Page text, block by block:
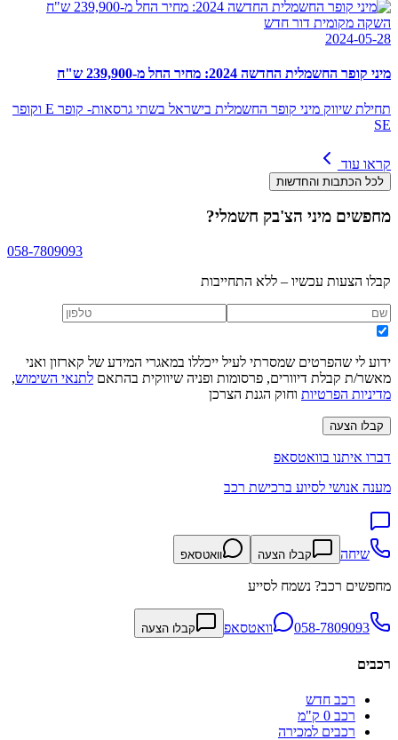
השקה מקומית דור חדש
2024-05-28
מיני קופר החשמלית החדשה 2024: מחיר החל מ-239,900 ש"ח
תחילת שיווק מיני קופר החשמלית בישראל בשתי גרסאות- קופר E וקופר
SE
קראו עוד
לכל הכתבות והחדשות
מחפשים מיני הצ'בק חשמלי?
058-7809093
קבלו הצעות עכשיו – ללא התחייבות
ידוע לי שהפרטים שמסרתי לעיל ייכללו במאגרי המידע של קארזון ואני
מאשר/ת קבלת דיוורים, פרסומות ופניה שיווקית בהתאם לתנאי השימוש,
מדיניות הפרטיות וחוק הגנת הצרכן
קבלו הצעה
דברו איתנו בוואטסאפ
מענה אנושי לסיוע ברכישת רכב
שיחה קבלו הצעה וואטסאפ
מחפשים רכב? נשמח לסייע
058-7809093 וואטסאפ קבלו הצעה
רכבים
רכב חדש
רכב 0 ק"מ
רכבים למכירה